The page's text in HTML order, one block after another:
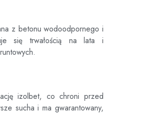
z betonu wodoodpornego i
się trwałością na lata i
izolbet, co chroni przed
sucha i ma gwarantowany,